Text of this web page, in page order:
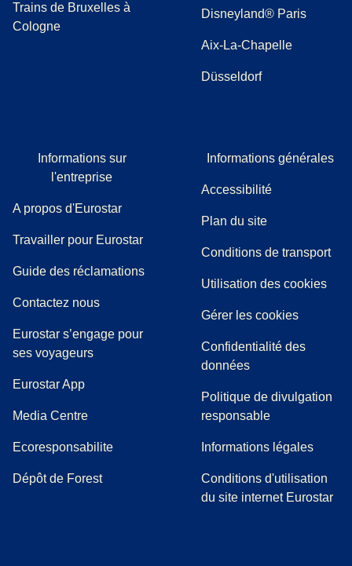
Trains de Bruxelles à
Cologne
Disneyland® Paris
Aix-La-Chapelle
Düsseldorf
Informations sur
l'entreprise
A propos d'Eurostar
Travailler pour Eurostar
Guide des réclamations((
Contactez nous
Eurostar s’engage pour
ses voyageurs
Eurostar App
Media Centre( Ouvre un nouvel onglet)
Ecoresponsabilite
Dépôt de Forest
Informations générales
Accessibilité
Plan du site
Conditions de transport
Utilisation des cookies
Gérer les cookies
Confidentialité des
données
Politique de divulgation
responsable
Informations légales
Conditions d'utilisation
du site internet Eurostar